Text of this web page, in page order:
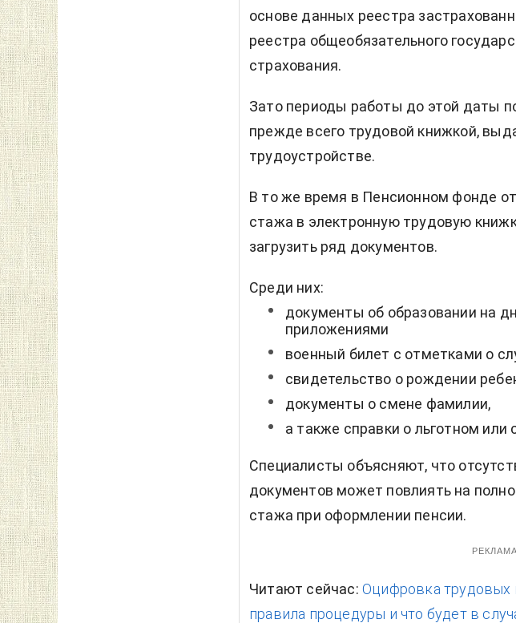
основе данных реестра
реестра общеобязательного
страхования.
Зато периоды работы до этой даты
прежде всего трудовой книжкой,
трудоустройстве.
В то же время в Пенсионном фонде
стажа в электронную трудовую
загрузить ряд документов.
Среди них:
документы об образовании на
приложениями
военный билет с отметками о
свидетельство о рождении
документы о смене фамилии,
а также справки о льготном или
Специалисты объясняют, что
документов может повлиять на
стажа при оформлении пенсии.
РЕКЛАМА
Читают сейчас: Оцифровка
правила процедуры и что будет в